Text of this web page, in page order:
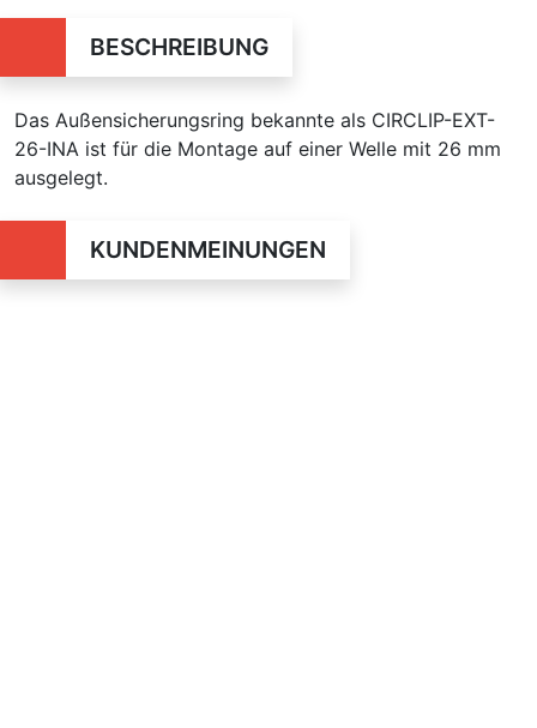
BESCHREIBUNG
Das Außensicherungsring bekannte als CIRCLIP-EXT-
26-INA ist für die Montage auf einer Welle mit 26 mm
ausgelegt.
KUNDENMEINUNGEN